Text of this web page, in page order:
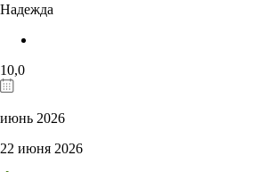
Надежда
10,0
июнь 2026
22 июня 2026